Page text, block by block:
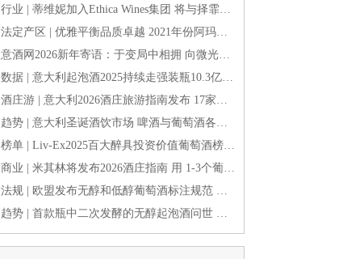
行业 | 蒂维妮加入Ethica Wines集团 将与择霏罗共拓中国市场
法定产区 | 优雅平衡品质卓越 2021年份阿玛罗尼Amarone全球预品会落幕
意酒网2026新年寄语：于变局中相拥 向微光而前行
数据 | 意大利起泡酒2025持续走强装瓶10.3亿瓶 普罗塞克风靡全球
酒庄游 | 意大利2026酒庄旅游指南发布 17家葡萄酒博物馆别错过
趋势 | 意大利圣诞酒饮市场 啤酒与葡萄酒各自精彩
榜单 | Liv-Ex2025百大醉具投资价值葡萄酒榜单发布 20款意酒入选
商业 | 米其林将发布2026酒庄指南 用 1-3个葡萄串为部分酒庄评级
法规 | 欧盟发布无醇和低醇葡萄酒标注规范 无醇酒可以被种出来吗
趋势 | 首款瓶中二次发酵的无醇起泡酒问世 意大利酿酒师用特种酵母开创历史